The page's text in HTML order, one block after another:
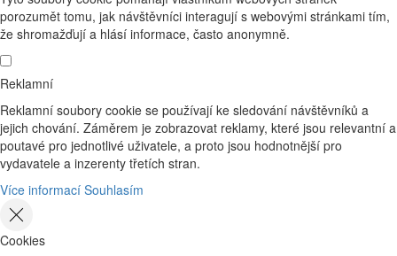
porozumět tomu, jak návštěvníci interagují s webovými stránkami tím,
že shromažďují a hlásí informace, často anonymně.
Reklamní
Reklamní soubory cookie se používají ke sledování návštěvníků a
jejich chování. Záměrem je zobrazovat reklamy, které jsou relevantní a
poutavé pro jednotlivé uživatele, a proto jsou hodnotnější pro
vydavatele a inzerenty třetích stran.
Více informací Souhlasím
Cookies